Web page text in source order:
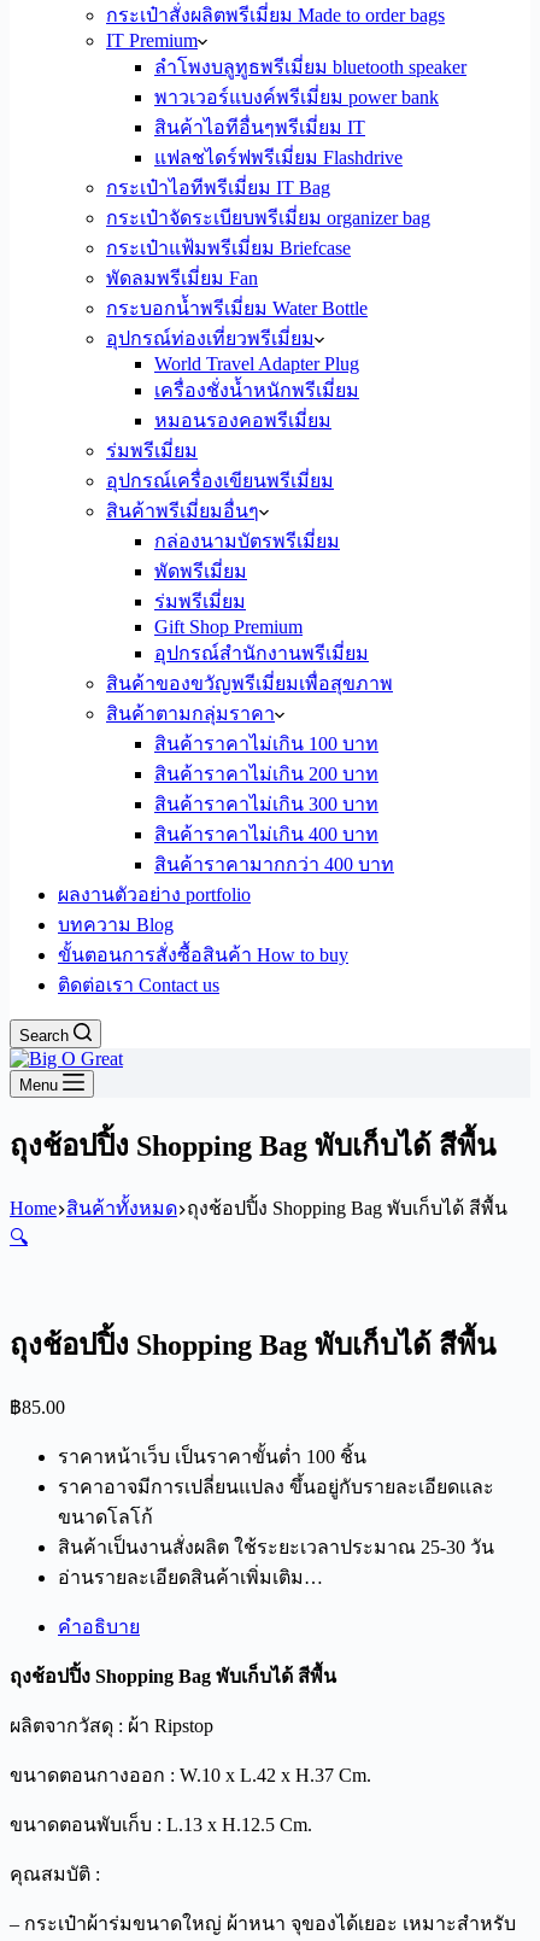
กระเป๋าสั่งผลิตพรีเมี่ยม Made to order bags
IT Premium
ลำโพงบลูทูธพรีเมี่ยม bluetooth speaker
พาวเวอร์แบงค์พรีเมี่ยม power bank
สินค้าไอทีอื่นๆพรีเมี่ยม IT
แฟลชไดร์ฟพรีเมี่ยม Flashdrive
กระเป๋าไอทีพรีเมี่ยม IT Bag
กระเป๋าจัดระเบียบพรีเมี่ยม organizer bag
กระเป๋าแฟ้มพรีเมี่ยม Briefcase
พัดลมพรีเมี่ยม Fan
กระบอกน้ำพรีเมี่ยม Water Bottle
อุปกรณ์ท่องเที่ยวพรีเมี่ยม
World Travel Adapter Plug
เครื่องชั่งน้ำหนักพรีเมี่ยม
หมอนรองคอพรีเมี่ยม
ร่มพรีเมี่ยม
อุปกรณ์เครื่องเขียนพรีเมี่ยม
สินค้าพรีเมี่ยมอื่นๆ
กล่องนามบัตรพรีเมี่ยม
พัดพรีเมี่ยม
ร่มพรีเมี่ยม
Gift Shop Premium
อุปกรณ์สำนักงานพรีเมี่ยม
สินค้าของขวัญพรีเมี่ยมเพื่อสุขภาพ
สินค้าตามกลุ่มราคา
สินค้าราคาไม่เกิน 100 บาท
สินค้าราคาไม่เกิน 200 บาท
สินค้าราคาไม่เกิน 300 บาท
สินค้าราคาไม่เกิน 400 บาท
สินค้าราคามากกว่า 400 บาท
ผลงานตัวอย่าง portfolio
บทความ Blog
ขั้นตอนการสั่งซื้อสินค้า How to buy
ติดต่อเรา Contact us
Search
Menu
ถุงช้อปปิ้ง Shopping Bag พับเก็บได้ สีพื้น
Home สินค้าทั้งหมด ถุงช้อปปิ้ง Shopping Bag พับเก็บได้ สีพื้น
🔍
ถุงช้อปปิ้ง Shopping Bag พับเก็บได้ สีพื้น
฿85.00
ราคาหน้าเว็บ เป็นราคาขั้นต่ำ 100 ชิ้น
ราคาอาจมีการเปลี่ยนแปลง ขึ้นอยู่กับรายละเอียดและ
ขนาดโลโก้
สินค้าเป็นงานสั่งผลิต ใช้ระยะเวลาประมาณ 25-30 วัน
อ่านรายละเอียดสินค้าเพิ่มเติม…
คำอธิบาย
ถุงช้อปปิ้ง Shopping Bag พับเก็บได้ สีพื้น
ผลิตจากวัสดุ : ผ้า Ripstop
ขนาดตอนกางออก : W.10 x L.42 x H.37 Cm.
ขนาดตอนพับเก็บ : L.13 x H.12.5 Cm.
คุณสมบัติ :
– กระเป๋าผ้าร่มขนาดใหญ่ ผ้าหนา จุของได้เยอะ เหมาะสำหรับ